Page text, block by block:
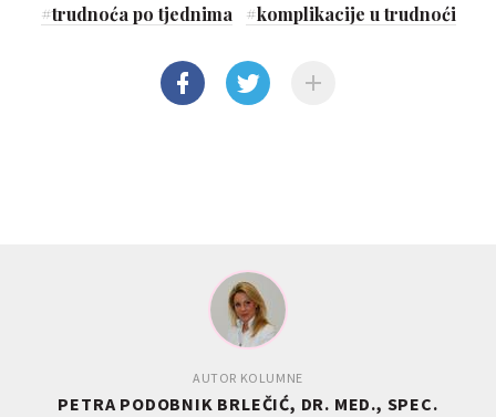
#trudnoća po tjednima #komplikacije u trudnoći
AUTOR KOLUMNE
PETRA PODOBNIK BRLEČIĆ, DR. MED., SPEC.